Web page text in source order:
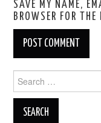
SAVE MY NAME,
BROWSER FOR
for: